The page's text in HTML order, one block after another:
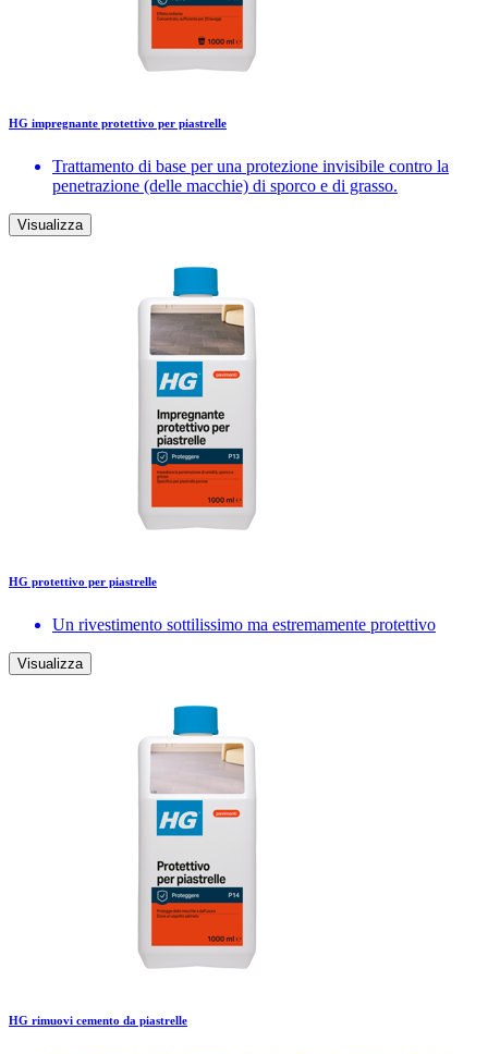
HG impregnante protettivo per piastrelle
Trattamento di base per una protezione invisibile contro la
penetrazione (delle macchie) di sporco e di grasso.
Visualizza
HG protettivo per piastrelle
Un rivestimento sottilissimo ma estremamente protettivo
Visualizza
HG rimuovi cemento da piastrelle